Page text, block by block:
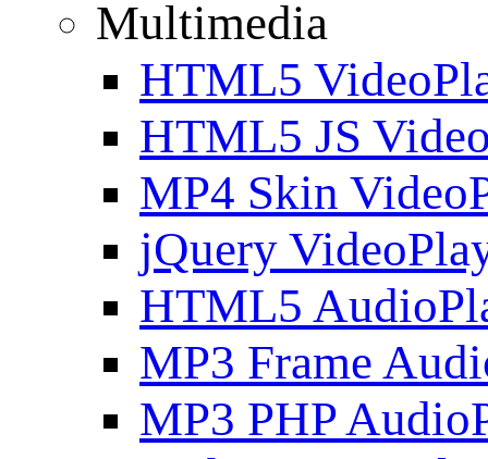
Multimedia
HTML5
HTML5 JS
MP4 Skin
jQuery
HTML5
MP3 Frame
MP3 PHP